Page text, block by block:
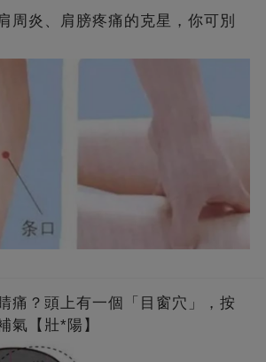
周炎、肩膀疼痛的克星，你可別
痛？頭上有一個「目窗穴」，按
氣【壯*陽】